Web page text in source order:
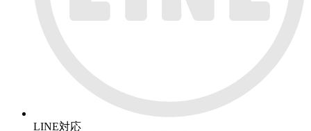
LINE対応